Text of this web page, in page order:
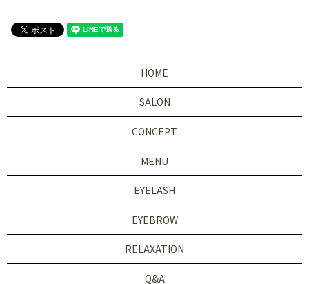
HOME
SALON
CONCEPT
MENU
EYELASH
EYEBROW
RELAXATION
Q&A